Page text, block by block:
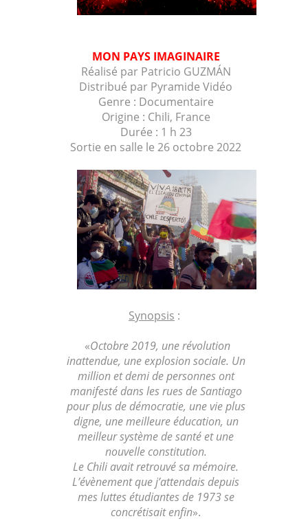
MON PAYS IMAGINAIRE
Réalisé par Patricio GUZMÁN
Distribué par Pyramide Vidéo
Genre : Documentaire
Origine : Chili, France
Durée : 1 h 23
Sortie en salle le 26 octobre 2022
Synopsis :
«Octobre 2019, une révolution
inattendue, une explosion sociale. Un
million et demi de personnes ont
manifesté dans les rues de Santiago
pour plus de démocratie, une vie plus
digne, une meilleure éducation, un
meilleur système de santé et une
nouvelle constitution.
Le Chili avait retrouvé sa mémoire.
L’évènement que j’attendais depuis
mes luttes étudiantes de 1973 se
concrétisait enfin».